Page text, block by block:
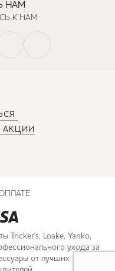
АКЦИИ
НАМ
К НАМ
Tricker's, Loake, Yanko,
ухода за
от лучших